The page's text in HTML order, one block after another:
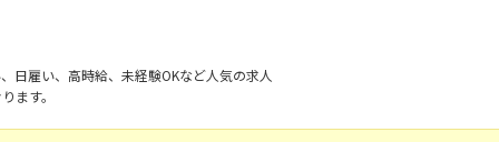
日雇い、高時給、未経験OKなど人気の求人
ます。